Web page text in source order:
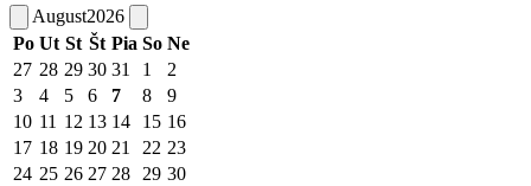
August2026
Po Ut St Št Pia So Ne
27 28 29 30 31 1
2
3
4 5 6 7 8
9
10 11 12 13 14 15 16
17 18 19 20 21 22 23
24 25 26 27 28 29 30